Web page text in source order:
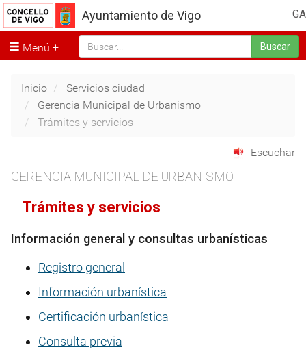
GA
Ayuntamiento de Vigo
Menú Buscar
Inicio
Servicios ciudad
Gerencia Municipal de Urbanismo
Trámites y servicios
Escuchar
GERENCIA MUNICIPAL DE URBANISMO
Trámites y servicios
Información general y consultas urbanísticas
Registro general
Información urbanística
Certificación urbanística
Consulta previa